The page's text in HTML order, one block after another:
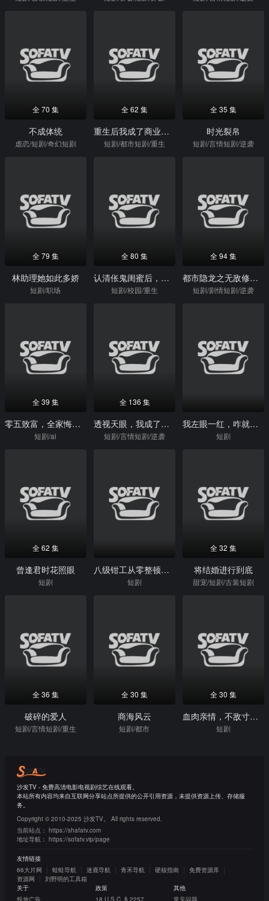
全 70 集
不成体统
虐恋/短剧/奇幻短剧
全 62 集
重生后我成了商业大鳄
短剧/都市短剧/重生
全 35 集
时光裂帛
短剧/言情短剧/逆袭
全 79 集
林助理她如此多娇
短剧/职场
全 80 集
认清伥鬼闺蜜后，千金她不装了
短剧/校园/重生
全 94 集
都市隐龙之无敌修车工
短剧/剧情短剧/逆袭
全 39 集
零五致富，全家悔不当初（50集）Ai短剧
短剧/ai
全 136 集
透视天眼，我成了商业大亨
短剧/言情短剧/逆袭
我左眼一红，咋就成首富了
短剧
全 62 集
曾逢君时花照眼
短剧
八级钳工从零整顿吸血黑厂
短剧
全 32 集
将结婚进行到底
甜宠/短剧/古装短剧
全 36 集
破碎的爱人
短剧/言情短剧/重生
全 30 集
商海风云
短剧/都市
全 30 集
血肉亲情，不敌寸利贪心
短剧
沙发TV - 免费高清电影电视剧综艺在线观看。
本站所有内容均来自互联网分享站点所提供的公开引用资源，未提供资源上传、存储服
务。
Copyright © 2010-2025 沙发TV。 All rights reserved.
当前站点： https://shafatv.com
地址导航： https://sofatv.vip/page
友情链接
66大片网
蛙蛙导航 迷鹿导航 青禾导航 硬核指南
免费资源库
资源网
刘野明的工具箱
关于
投放广告
政策
18 U.S.C. § 2257
其他
常见问题